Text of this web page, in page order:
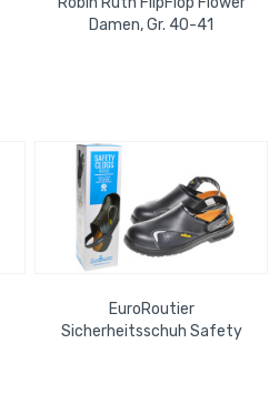
Damen, Gr. 40-41
EuroRoutier
Sicherheitsschuh Safety